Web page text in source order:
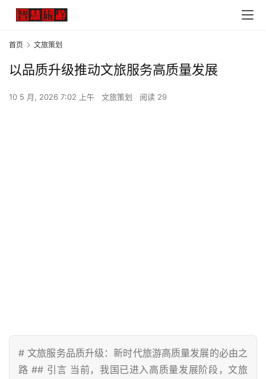
首页 文旅策划
以品质升级推动文旅服务高质量发展
10 5 月, 2026 7:02 上午 文旅策划 阅读 29
# 文旅服务品质升级：新时代旅游高质量发展的必由之
路 ## 引言 当前，我国已进入高质量发展阶段，文旅